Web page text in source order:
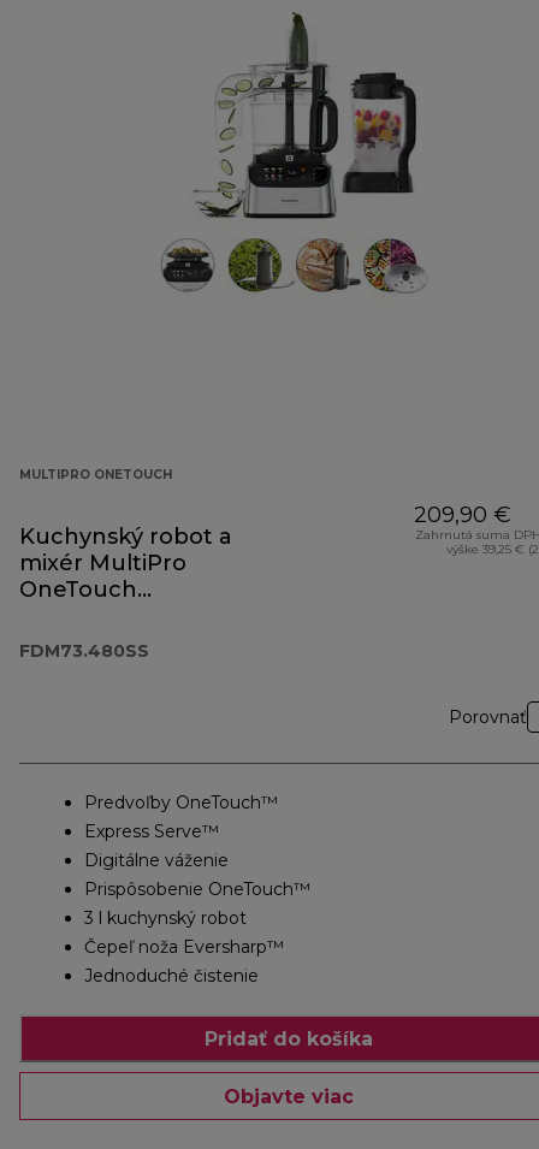
MULTIPRO ONETOUCH
Kuchynský robot a
mixér MultiPro
OneTouch
FDM73.480SS
209,90 €
Zahrnutá suma
výške 39,25 €
Porovnať
Predvoľby OneTouch™
Express Serve™
Digitálne váženie
Prispôsobenie OneTouch™
3 l kuchynský robot
Čepeľ noža Eversharp™
Jednoduché čistenie
Pridať do košíka
Objavte viac